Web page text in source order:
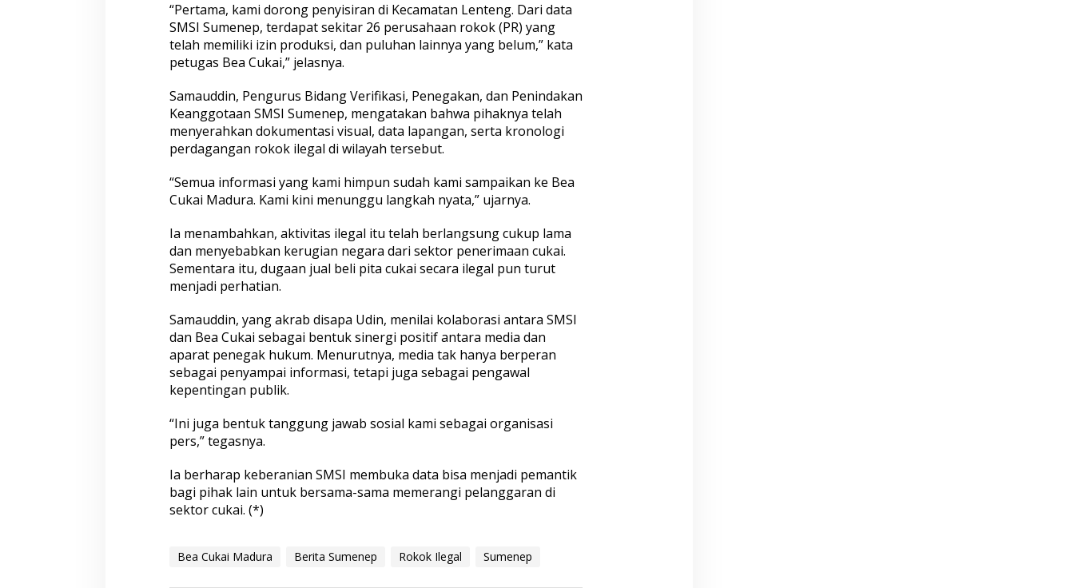
“Pertama, kami dorong penyisiran di Kecamatan Lenteng. Dari data
SMSI Sumenep, terdapat sekitar 26 perusahaan rokok (PR) yang
telah memiliki izin produksi, dan puluhan lainnya yang belum,” kata
petugas Bea Cukai,” jelasnya.
Samauddin, Pengurus Bidang Verifikasi, Penegakan, dan Penindakan
Keanggotaan SMSI Sumenep, mengatakan bahwa pihaknya telah
menyerahkan dokumentasi visual, data lapangan, serta kronologi
perdagangan rokok ilegal di wilayah tersebut.
“Semua informasi yang kami himpun sudah kami sampaikan ke Bea
Cukai Madura. Kami kini menunggu langkah nyata,” ujarnya.
Ia menambahkan, aktivitas ilegal itu telah berlangsung cukup lama
dan menyebabkan kerugian negara dari sektor penerimaan cukai.
Sementara itu, dugaan jual beli pita cukai secara ilegal pun turut
menjadi perhatian.
Samauddin, yang akrab disapa Udin, menilai kolaborasi antara SMSI
dan Bea Cukai sebagai bentuk sinergi positif antara media dan
aparat penegak hukum. Menurutnya, media tak hanya berperan
sebagai penyampai informasi, tetapi juga sebagai pengawal
kepentingan publik.
“Ini juga bentuk tanggung jawab sosial kami sebagai organisasi
pers,” tegasnya.
Ia berharap keberanian SMSI membuka data bisa menjadi pemantik
bagi pihak lain untuk bersama-sama memerangi pelanggaran di
sektor cukai. (*)
Bea Cukai Madura Berita Sumenep Rokok Ilegal Sumenep